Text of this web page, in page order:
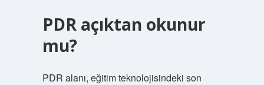
PDR açıktan okunur
mu?
PDR alanı, eğitim teknolojisindeki son